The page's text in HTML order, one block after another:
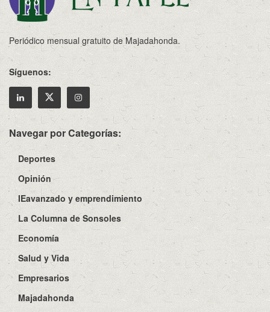
Periódico mensual gratuito de Majadahonda.
Síguenos:
Navegar por Categorías:
Deportes
Opinión
IEavanzado y emprendimiento
La Columna de Sonsoles
Economía
Salud y Vida
Empresarios
Majadahonda